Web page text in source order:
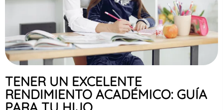
TENER UN EXCELENTE
RENDIMIENTO ACADÉMICO: GUÍA